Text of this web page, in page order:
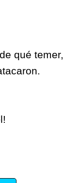
qué temer,